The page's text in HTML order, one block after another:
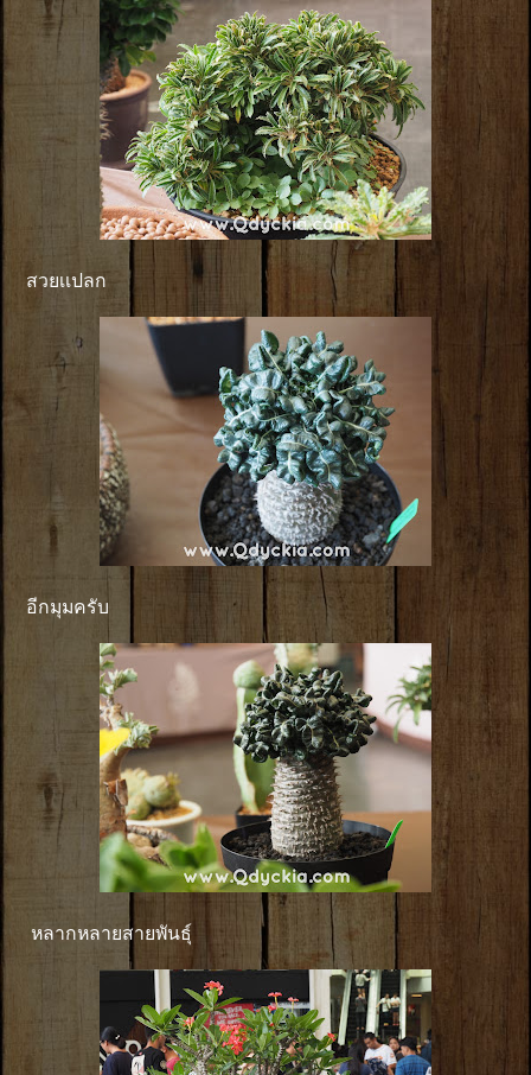
สวยเเปลก
อีกมุมครับ
หลากหลายสายพันธุ์